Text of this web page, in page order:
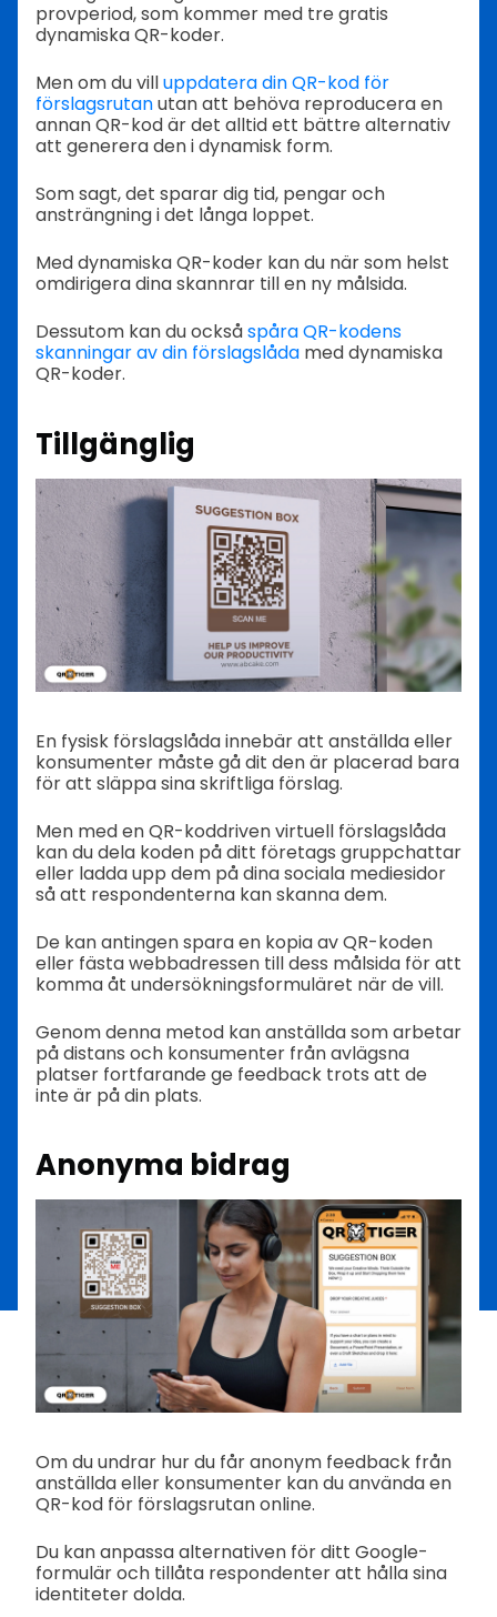
provperiod, som kommer med tre gratis
dynamiska QR-koder.
Men om du villuppdatera din QR-kod för
förslagsrutanutan att behöva reproducera en
annan QR-kod är det alltid ett bättre alternativ
att generera den i dynamisk form.
Som sagt, det sparar dig tid, pengar och
ansträngning i det långa loppet.
Med dynamiska QR-koder kan du när som helst
omdirigera dina skannrar till en ny målsida.
Dessutom kan du ocksåspåra QR-kodens
skanningar av din förslagslåda med dynamiska
QR-koder.
Tillgänglig
En fysisk förslagslåda innebär att anställda eller
konsumenter måste gå dit den är placerad bara
för att släppa sina skriftliga förslag.
Men med en QR-koddriven virtuell förslagslåda
kan du dela koden på ditt företags gruppchattar
eller ladda upp dem på dina sociala mediesidor
så att respondenterna kan skanna dem.
De kan antingen spara en kopia av QR-koden
eller fästa webbadressen till dess målsida för att
komma åt undersökningsformuläret när de vill.
Genom denna metod kan anställda som arbetar
på distans och konsumenter från avlägsna
platser fortfarande ge feedback trots att de
inte är på din plats.
Anonyma bidrag
Om du undrar hur du får anonym feedback från
anställda eller konsumenter kan du använda en
QR-kod för förslagsrutan online.
Du kan anpassa alternativen för ditt Google-
formulär och tillåta respondenter att hålla sina
identiteter dolda.